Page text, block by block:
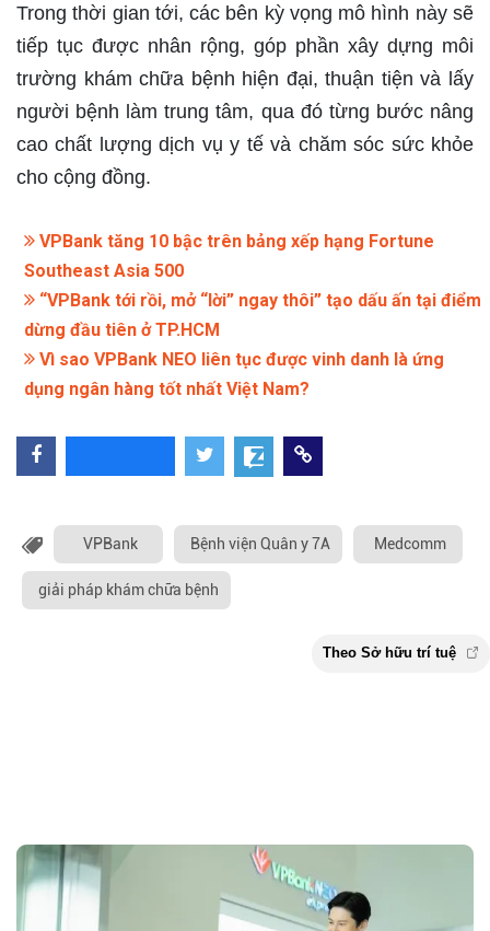
Trong thời gian tới, các bên kỳ vọng mô hình này sẽ
tiếp tục được nhân rộng, góp phần xây dựng môi
trường khám chữa bệnh hiện đại, thuận tiện và lấy
người bệnh làm trung tâm, qua đó từng bước nâng
cao chất lượng dịch vụ y tế và chăm sóc sức khỏe
cho cộng đồng.
VPBank tăng 10 bậc trên bảng xếp hạng Fortune
Southeast Asia 500
“VPBank tới rồi, mở “lời” ngay thôi” tạo dấu ấn tại điểm
dừng đầu tiên ở TP.HCM
Vì sao VPBank NEO liên tục được vinh danh là ứng
dụng ngân hàng tốt nhất Việt Nam?
VPBank Bệnh viện Quân y 7A Medcomm
giải pháp khám chữa bệnh